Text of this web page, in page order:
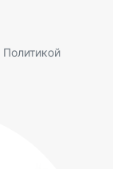
Политикой